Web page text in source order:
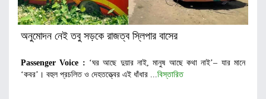
অনুমোদন নেই তবু সড়কে রাজত্ব স্লিপার বাসের
Passenger Voice : ‘ঘর আছে দুয়ার নাই, মানুষ আছে কথা নাই’– যার মানে
‘কবর’। বহুল প্রচলিত ও দেহতত্ত্বের এই ধাঁধার ... বিস্তারিত